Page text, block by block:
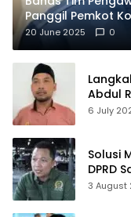
Panggil Pemkot
20 June 2025 0
Abdul
Pusat
6 July
Solusi
DPRD
PLTSA
3 August